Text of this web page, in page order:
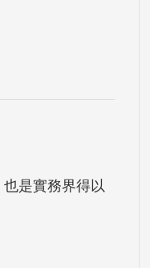
是實務界得以